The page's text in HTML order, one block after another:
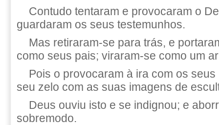
Contudo tentaram e provocaram o
guardaram os seus testemunhos.
Mas retiraram-se para trás, e
como seus pais; viraram-se como um
Pois o provocaram à ira com os
seu zelo com as suas imagens de
Deus ouviu isto e se indignou; e
sobremodo.